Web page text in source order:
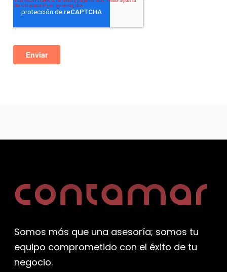
Somos más que una asesoría; somos tu
equipo comprometido con el éxito de tu
negocio.